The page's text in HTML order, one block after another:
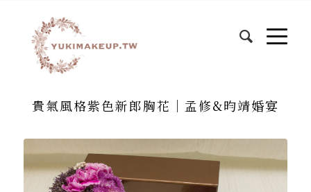
貴氣風格紫色新郎胸花│孟修&昀靖婚宴